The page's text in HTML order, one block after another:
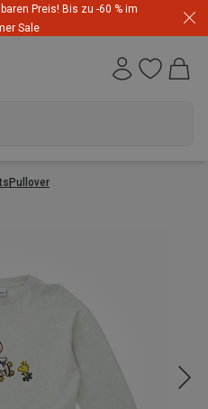
Preis! Bis zu -60 % im
Sale
Pullover